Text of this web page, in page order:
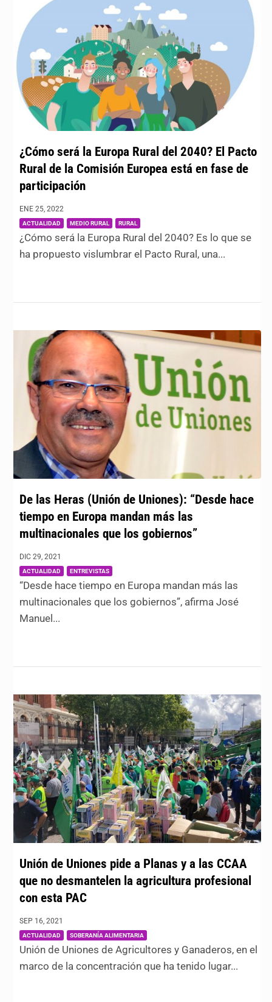
¿Cómo será la Europa Rural del 2040? El Pacto
Rural de la Comisión Europea está en fase de
participación
ENE 25, 2022
ACTUALIDAD MEDIO RURAL RURAL
¿Cómo será la Europa Rural del 2040? Es lo que se
ha propuesto vislumbrar el Pacto Rural, una...
De las Heras (Unión de Uniones): “Desde hace
tiempo en Europa mandan más las
multinacionales que los gobiernos”
DIC 29, 2021
ACTUALIDAD ENTREVISTAS
“Desde hace tiempo en Europa mandan más las
multinacionales que los gobiernos”, afirma José
Manuel...
Unión de Uniones pide a Planas y a las CCAA
que no desmantelen la agricultura profesional
con esta PAC
SEP 16, 2021
ACTUALIDAD SOBERANÍA ALIMENTARIA
Unión de Uniones de Agricultores y Ganaderos, en el
marco de la concentración que ha tenido lugar...